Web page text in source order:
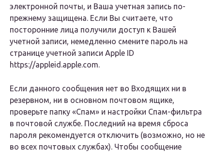
электронной почты, и Ваша учетная запись по-
прежнему защищена. Если Вы считаете, что
посторонние лица получили доступ к Вашей
учетной записи, немедленно смените пароль на
странице учетной записи Apple ID
https://appleid.apple.com.
Если данного сообщения нет во Входящих ни в
резервном, ни в основном почтовом ящике,
проверьте папку «Спам» и настройки Спам-фильтра
в почтовой службе. Последний на время сброса
пароля рекомендуется отключить (возможно, но не
во всех почтовых службах). Чтобы сообщение